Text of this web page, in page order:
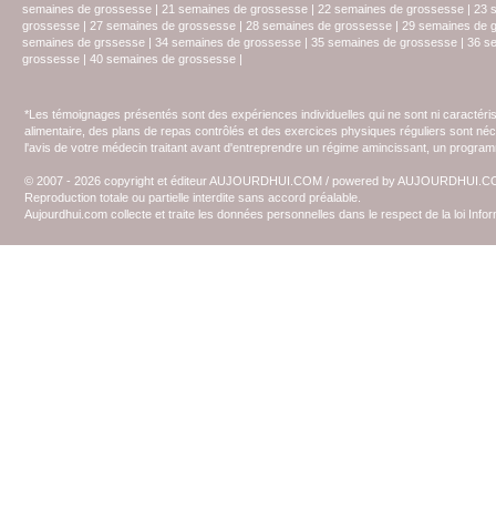
semaines de grossesse | 21 semaines de grossesse | 22 semaines de grossesse | 23
grossesse | 27 semaines de grossesse | 28 semaines de grossesse | 29 semaines de
semaines de grssesse | 34 semaines de grossesse | 35 semaines de grossesse | 36
grossesse | 40 semaines de grossesse |
*Les témoignages présentés sont des expériences individuelles qui ne sont ni
alimentaire, des plans de repas contrôlés et des exercices physiques réguliers sont
l'avis de votre médecin traitant avant d'entreprendre un régime amincissant, un
© 2007 - 2026 copyright et éditeur AUJOURDHUI.COM / powered by
Reproduction totale ou partielle interdite sans accord préalable.
Aujourdhui.com collecte et traite les données personnelles dans le respect de la loi